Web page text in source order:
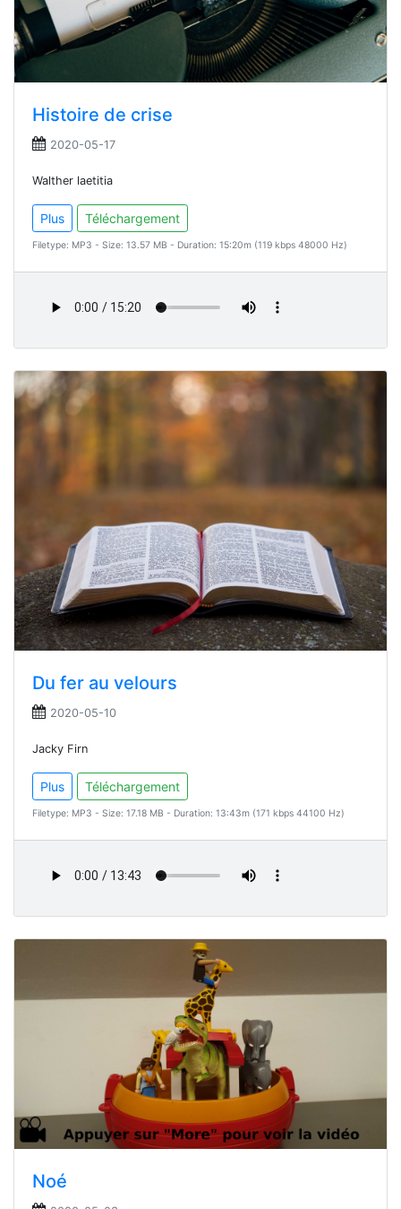
Histoire de crise
2020-05-17
Walther laetitia
Plus Téléchargement
Filetype: MP3 - Size: 13.57 MB - Duration: 15:20m (119 kbps 48000 Hz)
Du fer au velours
2020-05-10
Jacky Firn
Plus Téléchargement
Filetype: MP3 - Size: 17.18 MB - Duration: 13:43m (171 kbps 44100 Hz)
Noé